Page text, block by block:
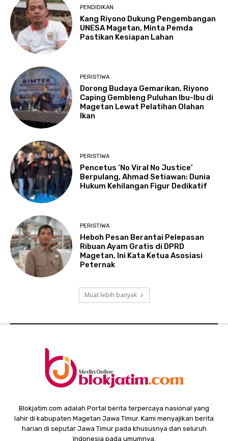
PENDIDIKAN
Kang Riyono Dukung Pengembangan
UNESA Magetan, Minta Pemda
Pastikan Kesiapan Lahan
PERISTIWA
Dorong Budaya Gemarikan, Riyono
Caping Gembleng Puluhan Ibu-Ibu di
Magetan Lewat Pelatihan Olahan
Ikan
PERISTIWA
Pencetus ‘No Viral No Justice’
Berpulang, Ahmad Setiawan: Dunia
Hukum Kehilangan Figur Dedikatif
PERISTIWA
Heboh Pesan Berantai Pelepasan
Ribuan Ayam Gratis di DPRD
Magetan, Ini Kata Ketua Asosiasi
Peternak
Muat lebih banyak
Blokjatim.com adalah Portal berita terpercaya nasional yang
lahir di kabupaten Magetan Jawa Timur. Kami menyajikan berita
harian di seputar Jawa Timur pada khususnya dan seluruh
Indonesia pada umumnya.